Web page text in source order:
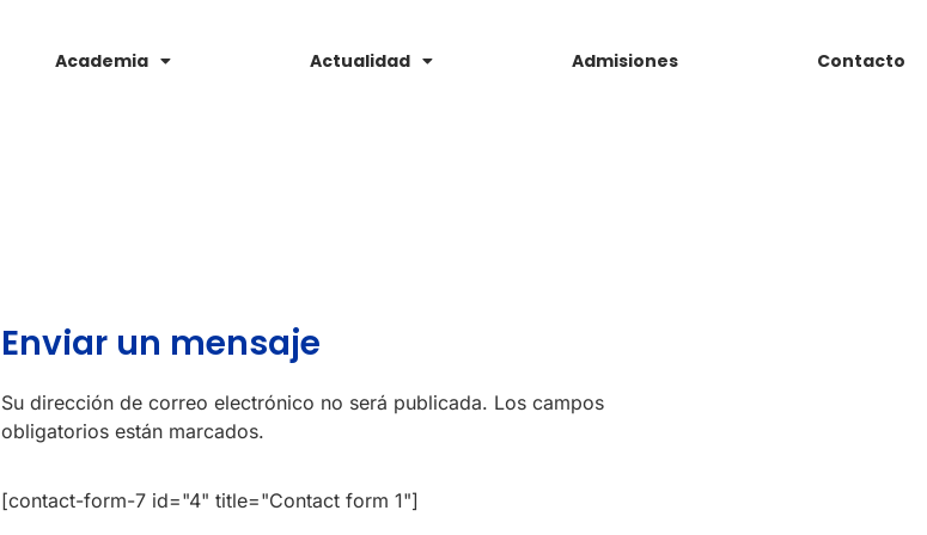
Academia Actualidad Admisiones Contacto
Enviar un mensaje
Su dirección de correo electrónico no será publicada. Los campos
obligatorios están marcados.
[contact-form-7 id="4" title="Contact form 1"]